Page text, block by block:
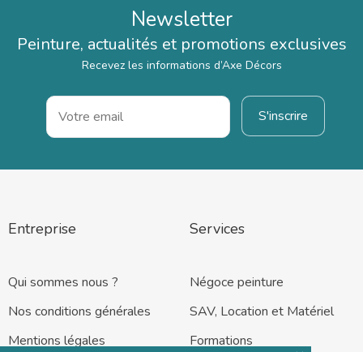
Newsletter
Peinture, actualités et promotions exclusives
Recevez les informations d’Axe Décors
Entreprise
Qui sommes nous ?
Nos conditions générales
Mentions légales
Services
Négoce peinture
SAV, Location et Matériel
Formations